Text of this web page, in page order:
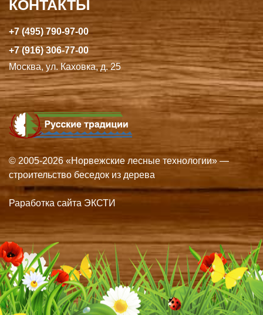
КОНТАКТЫ
+7 (495) 790-97-00
+7 (916) 306-77-00
Москва, ул. Каховка, д. 25
© 2005-2026 «Норвежские лесные технологии» —
строительство беседок из дерева
Раработка сайта ЭКСТИ